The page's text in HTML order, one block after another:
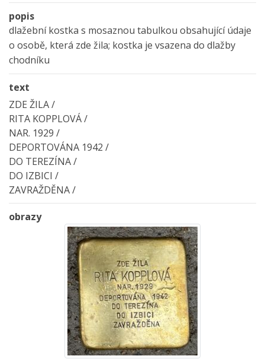
popis
dlažební kostka s mosaznou tabulkou obsahující údaje
o osobě, která zde žila; kostka je vsazena do dlažby
chodníku
text
ZDE ŽILA /
RITA KOPPLOVÁ /
NAR. 1929 /
DEPORTOVÁNA 1942 /
DO TEREZÍNA /
DO IZBICI /
ZAVRAŽDĚNA /
obrazy